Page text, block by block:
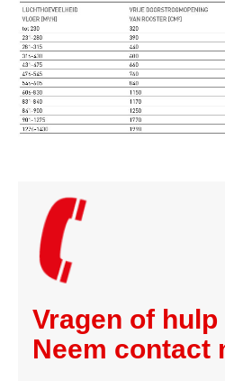
Vragen of
Neem contact